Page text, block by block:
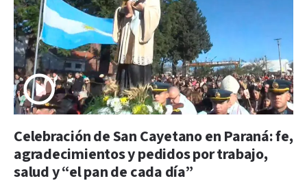
Celebración de San Cayetano en Paraná: fe,
agradecimientos y pedidos por trabajo,
salud y “el pan de cada día”